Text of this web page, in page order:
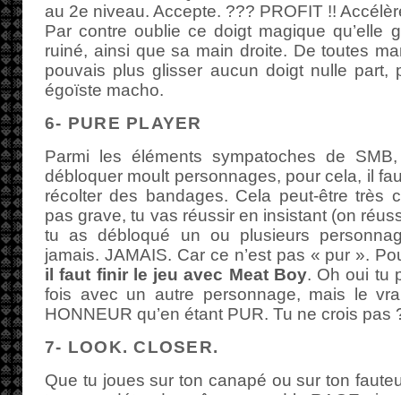
au 2e niveau. Accepte. ??? PROFIT !!
Par contre oublie ce doigt magique qu’elle
ruiné, ainsi que sa main droite. De toutes
pouvais plus glisser aucun doigt nulle
égoïste macho.
6- PURE PLAYER
Parmi les éléments sympatoches de
débloquer moult personnages, pour cela, il
récolter des bandages. Cela peut-être très
pas grave, tu vas réussir en insistant (on
tu as débloqué un ou plusieurs
jamais. JAMAIS. Car ce n’est pas « pur ».
il faut finir le jeu avec Meat Boy. Oh oui tu
fois avec un autre personnage, mais le
HONNEUR qu’en étant PUR. Tu ne crois pas
7- LOOK. CLOSER.
Que tu joues sur ton canapé ou sur ton